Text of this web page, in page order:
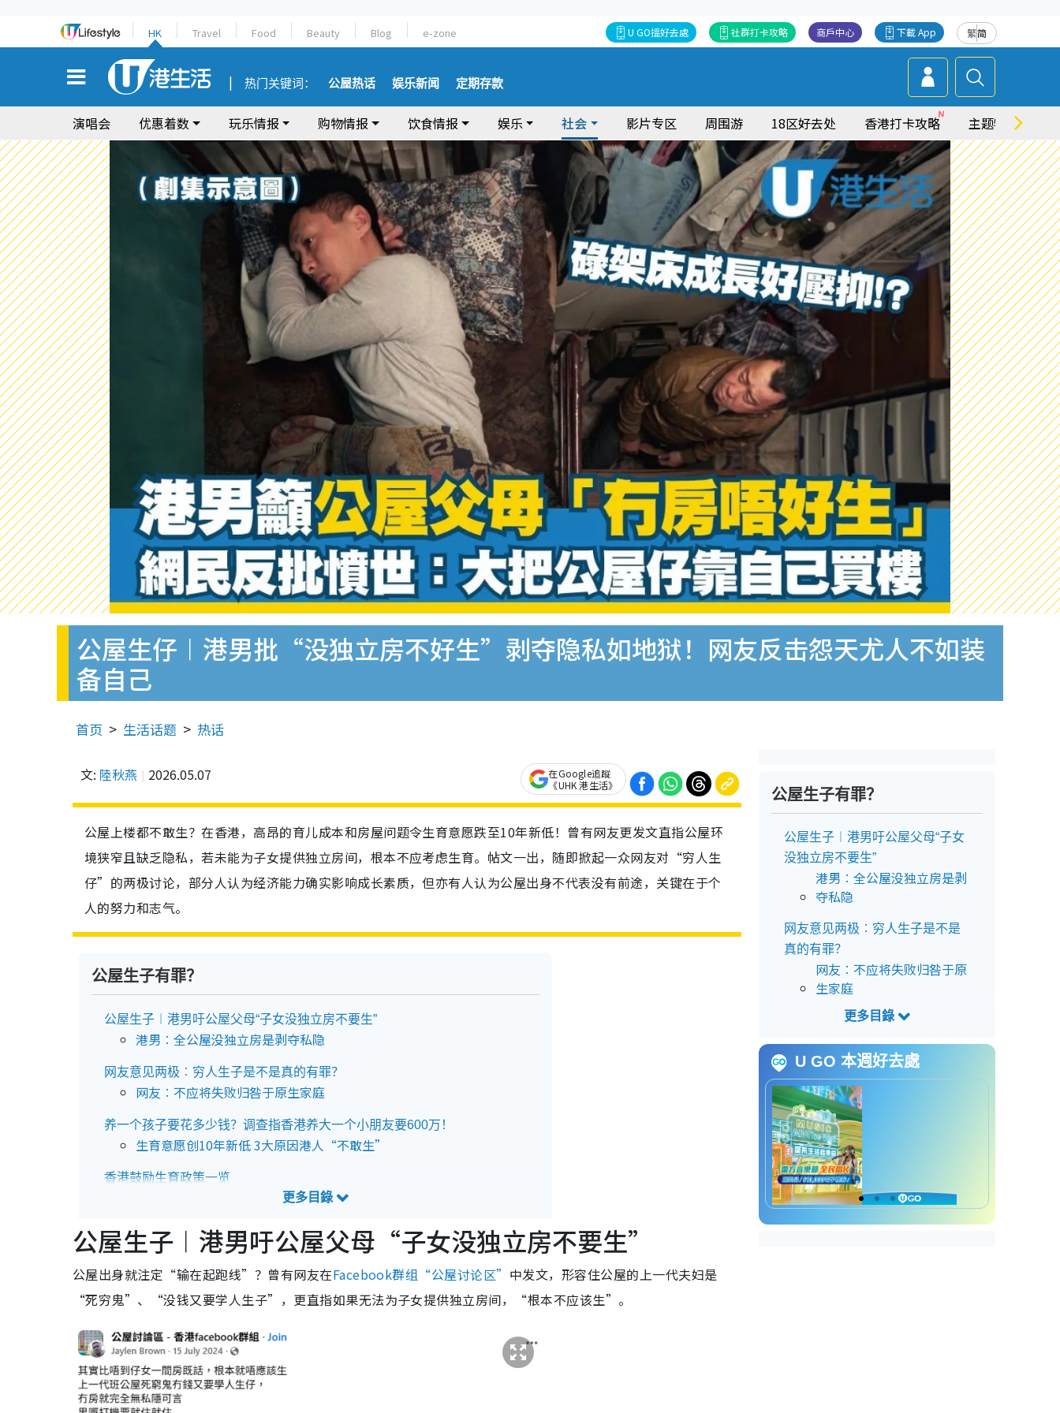
HK Travel Food Beauty Blog e-zone 繁简
下載 App
商戶中心
社群打卡攻略
U GO搵好去處
热门关键词： 公屋热话 娱乐新闻 定期存款
演唱会 优惠着数 玩乐情报 购物情报 饮食情报 娱乐 社会 影片专区 周围游 18区好去处 香港打卡攻略 主题特集
公屋生仔︱港男批“没独立房不好生”剥夺隐私如地狱！网友反击怨天尤人不如装
备自己
首页 生活话题 热话
文: 陸秋燕 2026.05.07
在Google追蹤
《UHK 港生活》
公屋上楼都不敢生？在香港，高昂的育儿成本和房屋问题令生育意愿跌至10年新低！曾有网友更发文直指公屋环
境狭窄且缺乏隐私，若未能为子女提供独立房间，根本不应考虑生育。帖文一出，随即掀起一众网友对“穷人生
仔”的两极讨论，部分人认为经济能力确实影响成长素质，但亦有人认为公屋出身不代表没有前途，关键在于个
人的努力和志气。
公屋生子有罪？
公屋生子︱港男吁公屋父母“子女没独立房不要生”
港男︰全公屋没独立房是剥夺私隐
网友意见两极︰穷人生子是不是真的有罪？
网友︰不应将失败归咎于原生家庭
养一个孩子要花多少钱？调查指香港养大一个小朋友要600万！
生育意愿创10年新低 3大原因港人“不敢生”
香港鼓励生育政策一览
香港鼓励生育政策︰2万元新生婴儿奖励金
香港鼓励生育政策︰“家有初生”优先配屋计划
香港鼓励生育政策︰“家有初生”优先选楼计划
香港鼓励生育政策︰在职家庭津贴计划
香港鼓励生育政策︰增加幼儿中心名额及津贴
公屋生子︱ 港男吁公屋父母“子女没独立房不要生”
公屋出身就注定“输在起跑线”？曾有网友在Facebook群组“公屋讨论区” 中发文，形容住公屋的上一代夫妇是
“死穷鬼”、“没钱又要学人生子”，更直指如果无法为子女提供独立房间，“根本不应该生”。
公屋生子有罪？
公屋生子︱港男吁公屋父母“子女
没独立房不要生”
港男︰全公屋没独立房是剥
夺私隐
网友意见两极︰穷人生子是不是
真的有罪？
网友︰不应将失败归咎于原
生家庭
养一个孩子要花多少钱？调查指
生育意愿创10年新低 3大原
因港人“不敢生”
香港鼓励生育政策一览
香港鼓励生育政策︰2万元
新生婴儿奖励金
香港鼓励生育政策︰子女免
税额及“额外免税额”加码
香港鼓励生育政策︰“家有
初生”优先配屋计划
U GO 本週好去處